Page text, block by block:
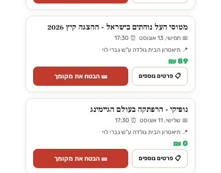
מטוסי העל נוחתים בישראל - ההצגה קיץ 2026
📅 חמישי, 13 אוגוסט ⏰ 17:30
📍 תיאטרון הבית גולדה ע"ש גברי לוי
89 ₪
📋 פרטים נוספים 🎫 הבטח את מקומך
נופיקי - הרפתקה בעולם הגיימינג
📅 שלישי, 11 אוגוסט ⏰ 17:30
📍 תיאטרון הבית גולדה ע"ש גברי לוי
0 ₪
📋 פרטים נוספים 🎫 הבטח את מקומך